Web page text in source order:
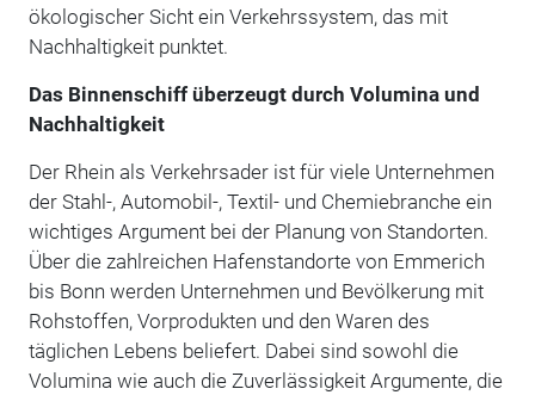
ökologischer Sicht ein Verkehrssystem, das mit
Nachhaltigkeit punktet.
Das Binnenschiff überzeugt durch Volumina und
Nachhaltigkeit
Der Rhein als Verkehrsader ist für viele Unternehmen
der Stahl-, Automobil-, Textil- und Chemiebranche ein
wichtiges Argument bei der Planung von Standorten.
Über die zahlreichen Hafenstandorte von Emmerich
bis Bonn werden Unternehmen und Bevölkerung mit
Rohstoffen, Vorprodukten und den Waren des
täglichen Lebens beliefert. Dabei sind sowohl die
Volumina wie auch die Zuverlässigkeit Argumente, die